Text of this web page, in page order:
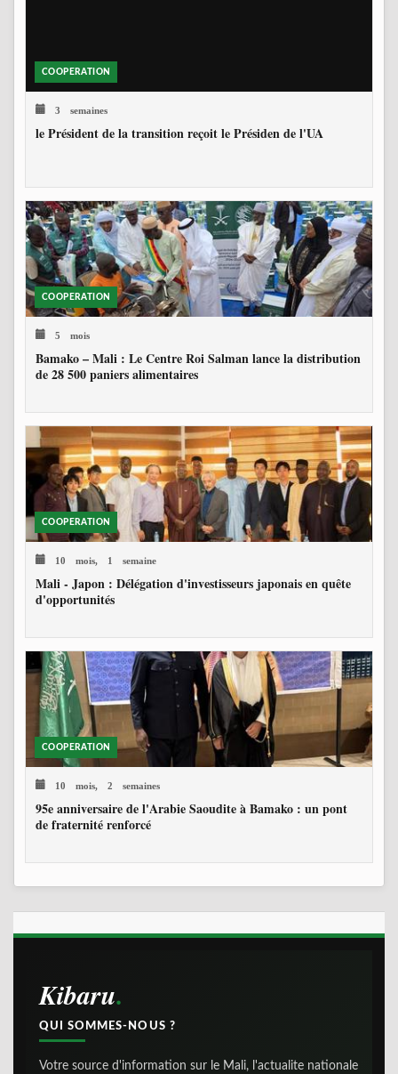
COOPERATION
3 semaines
le Président de la transition reçoit le Présiden de l'UA
COOPERATION
5 mois
Bamako – Mali : Le Centre Roi Salman lance la distribution
de 28 500 paniers alimentaires
COOPERATION
10 mois, 1 semaine
Mali - Japon : Délégation d'investisseurs japonais en quête
d'opportunités
COOPERATION
10 mois, 2 semaines
95e anniversaire de l'Arabie Saoudite à Bamako : un pont
de fraternité renforcé
Kibaru
QUI SOMMES-NOUS ?
Votre source d'information sur le Mali, l'actualite nationale